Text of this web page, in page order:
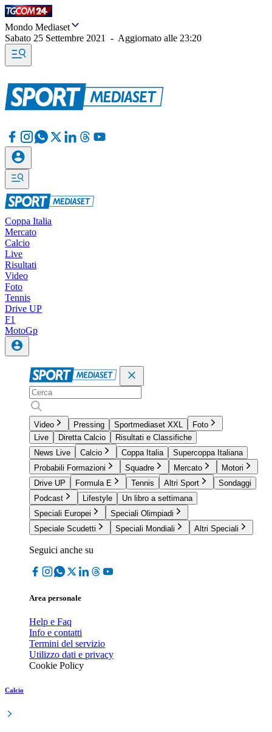
Mondo Mediaset
Sabato 25 Settembre 2021
- Aggiornato alle 23:20
Coppa Italia
Mercato
Calcio
Live
Risultati
Video
Foto
Tennis
Drive UP
F1
MotoGp
Video Pressing Sportmediaset XXL
Foto
Live
Diretta Calcio
Risultati e Classifiche
News Live
Calcio Coppa Italia
Supercoppa Italiana
Probabili Formazioni
Squadre Mercato
Motori
Drive UP
Formula E Tennis Altri Sport
Sondaggi
Podcast
Lifestyle
Un libro a settimana
Speciali Europei
Speciali Olimpiadi
Speciale Scudetti
Speciali Mondiali Altri Speciali
Seguici anche su
Area personale
Help e Faq
Info e contatti
Termini del servizio
Utilizzo dati e privacy
Cookie Policy
Calcio